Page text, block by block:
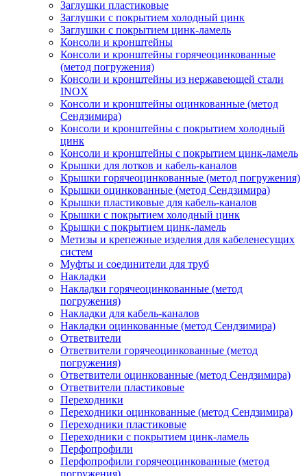
Заглушки пластиковые
Заглушки с покрытием холодный цинк
Заглушки с покрытием цинк-ламель
Консоли и кронштейны
Консоли и кронштейны горячеоцинкованные
(метод погружения)
Консоли и кронштейны из нержавеющей стали
INOX
Консоли и кронштейны оцинкованные (метод
Сендзимира)
Консоли и кронштейны с покрытием холодный
цинк
Консоли и кронштейны с покрытием цинк-ламель
Крышки для лотков и кабель-каналов
Крышки горячеоцинкованные (метод погружения)
Крышки оцинкованные (метод Сендзимира)
Крышки пластиковые для кабель-каналов
Крышки с покрытием холодный цинк
Крышки с покрытием цинк-ламель
Метизы и крепежные изделия для кабеленесущих
систем
Муфты и соединители для труб
Накладки
Накладки горячеоцинкованные (метод
погружения)
Накладки для кабель-каналов
Накладки оцинкованные (метод Сендзимира)
Ответвители
Ответвители горячеоцинкованные (метод
погружения)
Ответвители оцинкованные (метод Сендзимира)
Ответвители пластиковые
Переходники
Переходники оцинкованные (метод Сендзимира)
Переходники пластиковые
Переходники с покрытием цинк-ламель
Перфопрофили
Перфопрофили горячеоцинкованные (метод
погружения)